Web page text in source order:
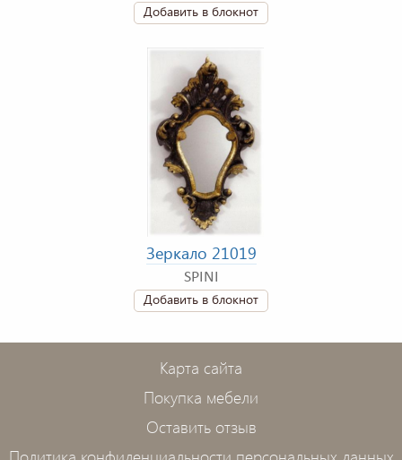
Добавить в блокнот
Зеркало 21019
SPINI
Добавить в блокнот
Карта сайта
Покупка мебели
Оставить отзыв